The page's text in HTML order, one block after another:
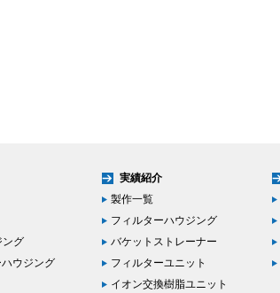
ング
ウジング
実績紹介
製作一覧
フィルターハウジング
バケットストレーナー
フィルターユニット
イオン交換樹脂ユニット